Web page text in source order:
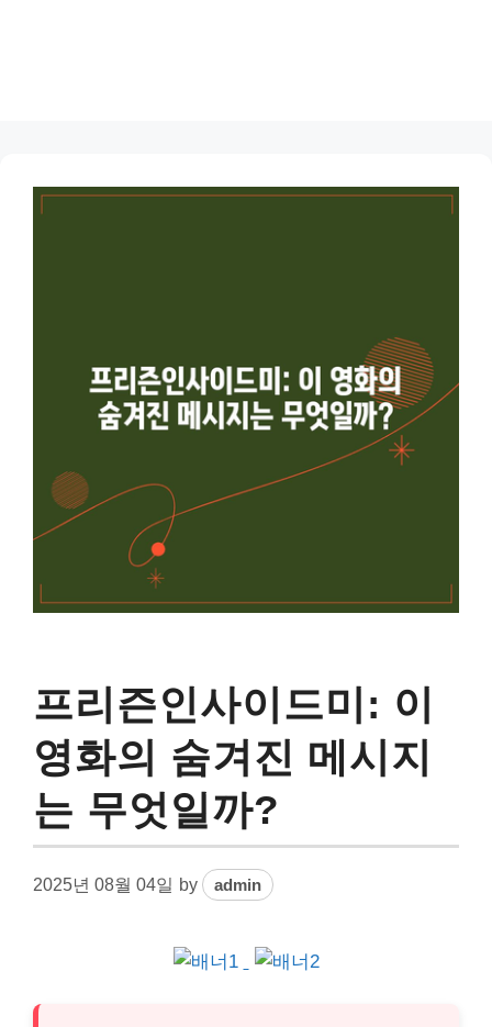
프리즌인사이드미: 이
영화의 숨겨진 메시지
는 무엇일까?
2025년 08월 04일 by admin